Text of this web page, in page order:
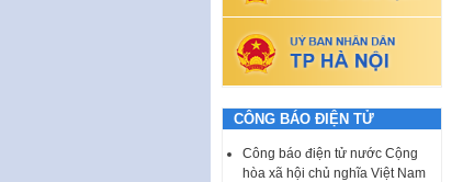
CÔNG BÁO ĐIỆN TỬ
Công báo điện tử nước Cộng
hòa xã hội chủ nghĩa Việt Nam